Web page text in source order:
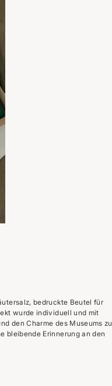
bedruckte Beutel für
wurde individuell und mit
den Charme des Museums zu
bleibende Erinnerung an den